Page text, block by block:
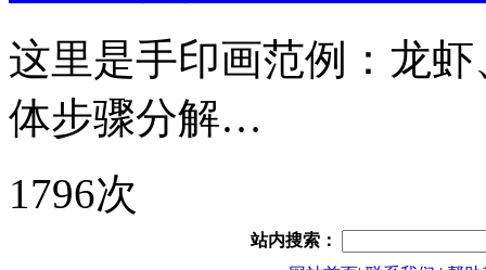
这里是手印画范例：龙
体步骤分解…
1796次
站内搜索：